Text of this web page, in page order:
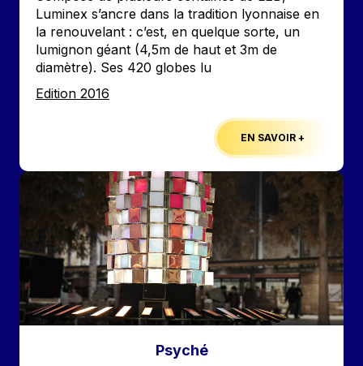
Luminex s’ancre dans la tradition lyonnaise en
la renouvelant : c’est, en quelque sorte, un
lumignon géant (4,5m de haut et 3m de
diamètre). Ses 420 globes lu
Edition
Edition 2016
EN SAVOIR +
Image
Psyché